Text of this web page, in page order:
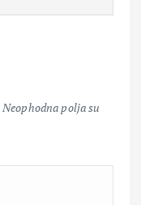
Neophodna polja su